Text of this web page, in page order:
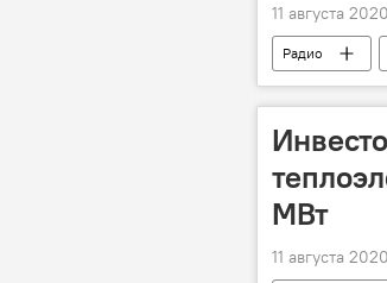
11 августа
Радио
МВт
11 августа